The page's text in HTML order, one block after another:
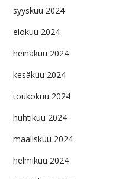
syyskuu 2024
elokuu 2024
heinäkuu 2024
kesäkuu 2024
toukokuu 2024
huhtikuu 2024
maaliskuu 2024
helmikuu 2024